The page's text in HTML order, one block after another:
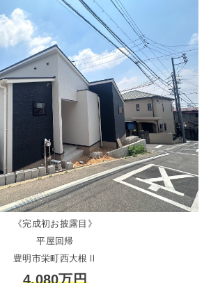
《完成初お披露目》
平屋回帰
豊明市栄町西大根Ⅱ
4,080万円